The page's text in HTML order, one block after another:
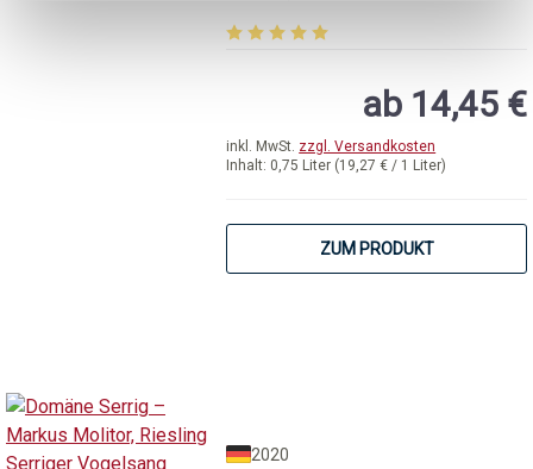
Inhalt: 0,75 Liter (19,27 € / 1 Liter)
inkl. MwSt. zzgl. Versandkosten
ab 14,45 €
ZUM PRODUKT
2020